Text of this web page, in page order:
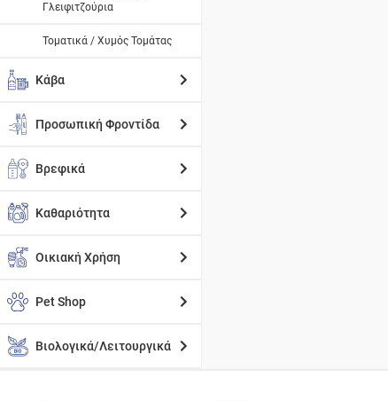
Γλειφιτζούρια
Τοματικά / Χυμός Τομάτας
Κάβα
Προσωπική Φροντίδα
Βρεφικά
Καθαριότητα
Οικιακή Χρήση
Pet Shop
Βιολογικά/Λειτουργικά